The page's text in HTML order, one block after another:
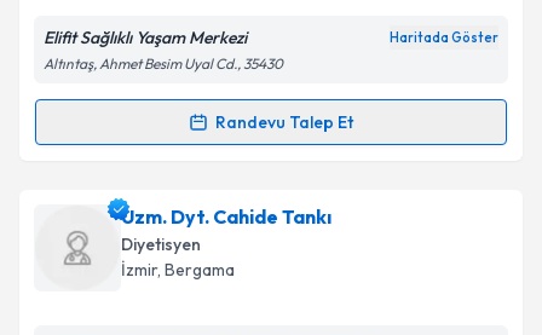
Kişisel verilerimin işlenmesine ilişkin
Metni'ni okudum ve kişisel verilerimin belirtilen
Takvim Talebini Gönder
Elifit Sağlıklı Yaşam Merkezi Haritada Göster
Altıntaş, Ahmet Besim Uyal Cd., 35430
Randevu Talep Et
Randevu Takvimi Talebi
Dyt. Elif Dervişoğluiçin randevu takvimi talebi
oluşturun. Size bu uzmandan randevu almanız için bir
takvim hazırlandığında e-posta ile bilgilendireceğiz.
Uzm. Dyt. Cahide Tankı
Diyetisyen
İzmir, Bergama